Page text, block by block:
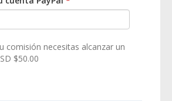
comisión necesitas alcanzar un
$50.00